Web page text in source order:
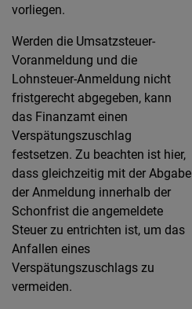
vorliegen.
Werden die Umsatzsteuer-
Voranmeldung und die
Lohnsteuer-Anmeldung nicht
fristgerecht abgegeben, kann
das Finanzamt einen
Verspätungszuschlag
festsetzen. Zu beachten ist hier,
dass gleichzeitig mit der Abgabe
der Anmeldung innerhalb der
Schonfrist die angemeldete
Steuer zu entrichten ist, um das
Anfallen eines
Verspätungszuschlags zu
vermeiden.